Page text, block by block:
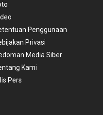
Penggunaan
Privasi
Media Siber
Kami
Pers